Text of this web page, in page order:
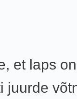
et laps
juurde